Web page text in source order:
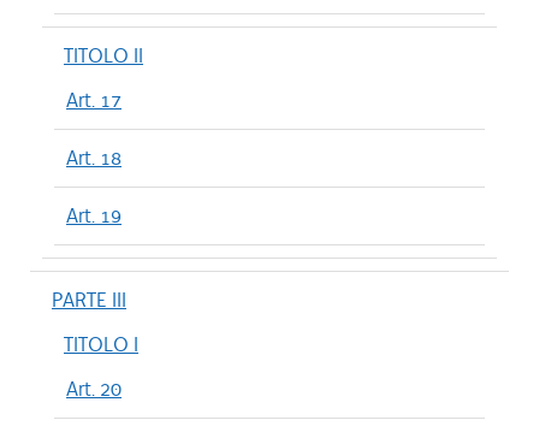
TITOLO II
Art. 17
Art. 18
Art. 19
PARTE III
TITOLO I
Art. 20